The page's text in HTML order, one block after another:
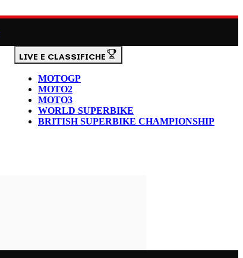
LIVE E CLASSIFICHE
MOTOGP
MOTO2
MOTO3
WORLD SUPERBIKE
BRITISH SUPERBIKE CHAMPIONSHIP